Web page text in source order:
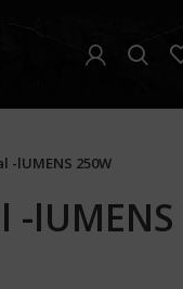
-lUMENS 250W
lUMENS